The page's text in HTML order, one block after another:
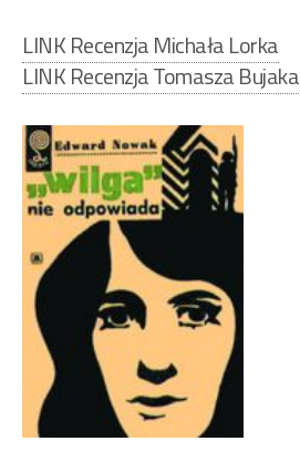
LINK Recenzja Michała Lorka
LINK Recenzja Tomasza Bujaka